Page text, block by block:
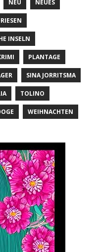
NEU NEUES
INSELN
PLANTAGE
SINA JORRITSMA
TOLINO
WEIHNACHTEN